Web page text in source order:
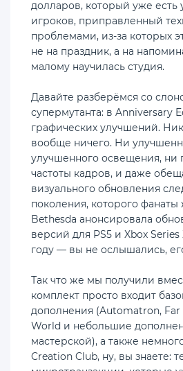
долларов, который уже есть
игроков, приправленный
проблемами, из-за которых
не на праздник, а на
малому научилась студия.
Давайте разберёмся со
супермутанта: в Anniversary
графических улучшений.
вообще ничего. Ни
улучшенного освещения, ни
частоты кадров, и даже
визуального обновления
поколения, которого фанаты
Bethesda анонсировала
версий для PS5 и Xbox
году — вы не ослышались,
Так что же мы получили
комплект просто входит
дополнения (Automatron, Far
World и небольшие
мастерской), а также
Creation Club, ну, вы знаете: